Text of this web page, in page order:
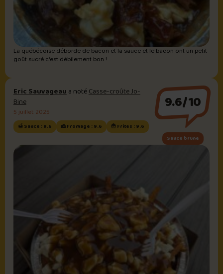
La québécoise déborde de bacon et la sauce et le bacon ont un petit
goût sucré c’est débilement bon !
Eric Sauvageaua notéCasse-croûte Jo-
Bine
5 juillet 2025
🍯 Sauce : 9.6 🧀 Fromage : 9.6 🍟 Frites : 9.6
9.6/10
Sauce brune